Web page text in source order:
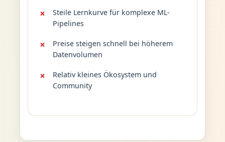
Steile Lernkurve für komplexe ML-
Pipelines
Preise steigen schnell bei höherem
Datenvolumen
Relativ kleines Ökosystem und
Community